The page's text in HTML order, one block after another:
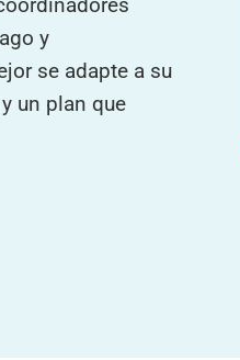
y
se adapte a su
un plan que